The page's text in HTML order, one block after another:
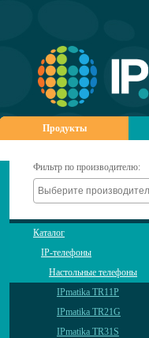
Продукты
Фильтр по производителю:
Каталог
IP-телефоны
Настольные телефоны
IPmatika TR11P
IPmatika TR21G
IPmatika TR31S